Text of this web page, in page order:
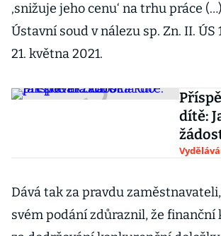
‚snižuje jeho cenu‘ na trhu práce
Ústavní soud v nálezu sp. Zn. II. ÚS
21. května 2021.
dítě:
Dává tak za pravdu
svém podání zdůraznil, že finanční